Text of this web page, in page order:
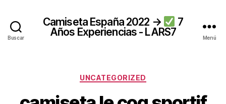
Buscar
Camiseta España 2022 →
7
Años Experiencias - LARS7
Menú
Categorías
UNCATEGORIZED